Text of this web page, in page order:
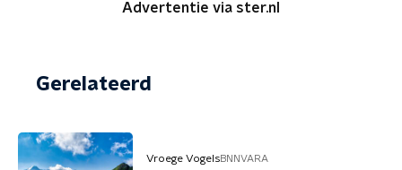
Advertentie via ster.nl
Gerelateerd
Vroege VogelsBNNVARA